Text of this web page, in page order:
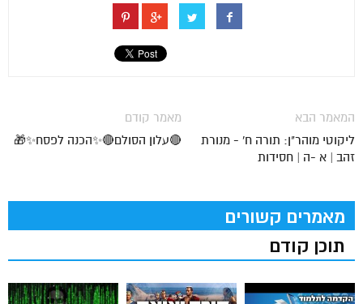
מאמר קודם
🔴עלון הסולם🔴✨הכנה לפסח✨🎁
המאמר הבא
ליקוטי מוהר"ן: תורה ח' - מנורת
זהב | א -ה | חסידות
מאמרים קשורים
תוכן קודם